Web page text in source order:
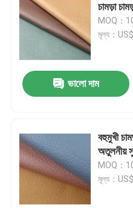
পণ্য
আমাদের সম্পর্কে
চামড়া
MOQ：
মূল্য：
ভালো দাম
বহুমুখী
অতুলনীয়
MOQ：
মূল্য：